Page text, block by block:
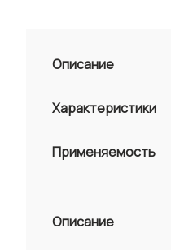
Описание
Характеристики
Применяемость
Описание